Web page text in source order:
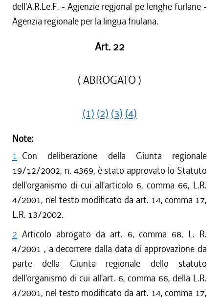
dell'A.R.Le.F. - Agjenzie regjonal pe lenghe furlane -
Agenzia regionale per la lingua friulana.
Art. 22
( ABROGATO )
(1) (2) (3) (4)
Note:
1 Con deliberazione della Giunta regionale
19/12/2002, n. 4369, è stato approvato lo Statuto
dell'organismo di cui all'articolo 6, comma 66, L.R.
4/2001, nel testo modificato da art. 14, comma 17,
L.R. 13/2002.
2 Articolo abrogato da art. 6, comma 68, L. R.
4/2001 , a decorrere dalla data di approvazione da
parte della Giunta regionale dello statuto
dell'organismo di cui all'art. 6, comma 66, della L.R.
4/2001, nel testo modificato da art. 14, comma 17,